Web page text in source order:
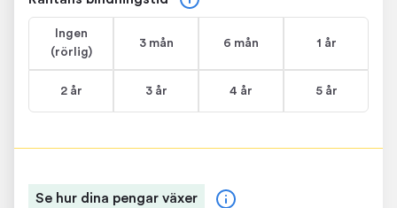
Ingen
(rörlig)
3 mån 6 mån 1 år
2 år 3 år 4 år 5 år
Se hur dina pengar växer